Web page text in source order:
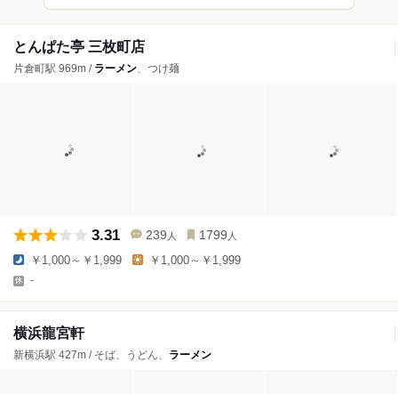
とんぱた亭 三枚町店
片倉町駅 969m / ラーメン、つけ麺
3.31 239 人 1799 人
￥1,000～￥1,999 ￥1,000～￥1,999
-
横浜龍宮軒
新横浜駅 427m / そば、うどん、 ラーメン